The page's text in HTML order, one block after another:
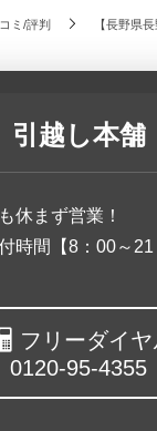
ミ/評判 【長野県
引越し本舗
休まず営業！
時間【8：00～21
フリーダイ
0120-95-4355